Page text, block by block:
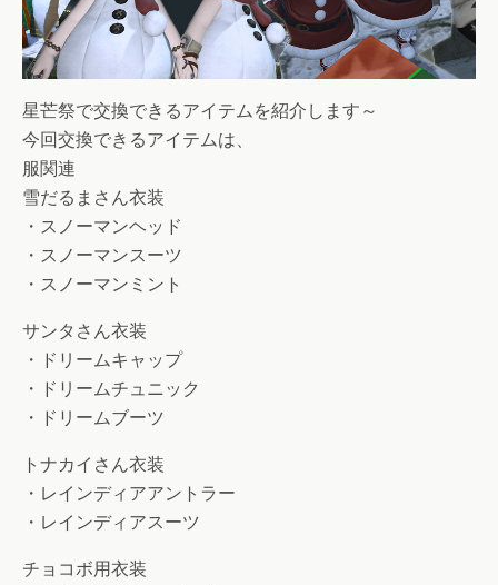
星芒祭で交換できるアイテムを紹介します～
今回交換できるアイテムは、
服関連
雪だるまさん衣装
・スノーマンヘッド
・スノーマンスーツ
・スノーマンミント
サンタさん衣装
・ドリームキャップ
・ドリームチュニック
・ドリームブーツ
トナカイさん衣装
・レインディアアントラー
・レインディアスーツ
チョコボ用衣装